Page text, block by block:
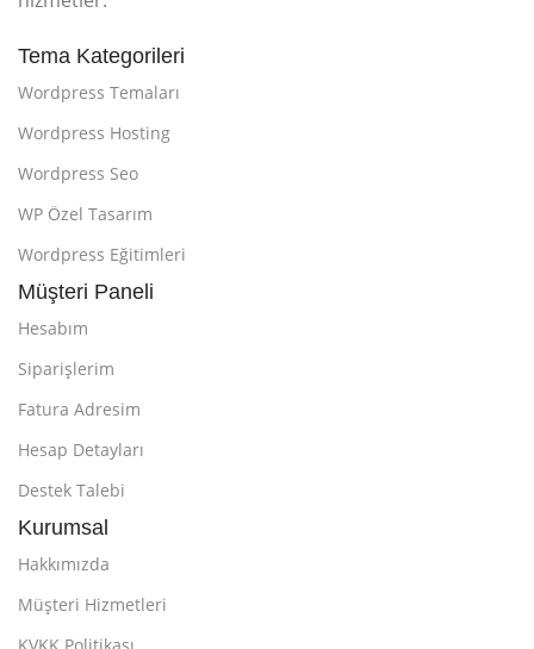
Tema Kategorileri
Wordpress Temaları
Wordpress Hosting
Wordpress Seo
WP Özel Tasarım
Wordpress Eğitimleri
Müşteri Paneli
Hesabım
Siparişlerim
Fatura Adresim
Hesap Detayları
Destek Talebi
Kurumsal
Hakkımızda
Müşteri Hizmetleri
KVKK Politikası